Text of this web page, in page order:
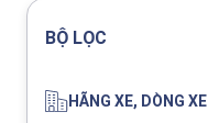
BỘ LỌC
HÃNG XE, DÒNG XE